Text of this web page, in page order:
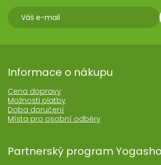
Informace o nákupu
Cena dopravy
Možnosti platby
Doba doručení
Místa pro osobní odběry
Partnerský program